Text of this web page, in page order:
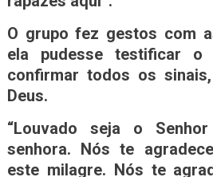
O grupo fez gestos com
ela pudesse testificar o
confirmar todos os
Deus.
“Louvado seja o
senhora. Nós te
este milagre. Nós te